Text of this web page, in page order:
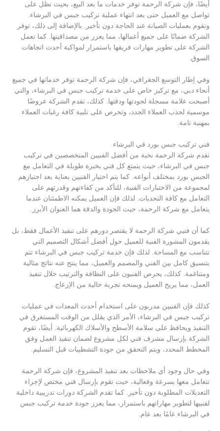
أيضًا، فإن شركة الرحمة توفر خدمات ما بعد البيع، بحيث تظل على
تواصل مع العميل حتى بعد انتهاء عملية تركيب جبس في البرشاء.
وتقوم بعمليات الصيانة عند الحاجة دون تأخير. بالإضافة إلى ذلك، توفر
الشركة ضمانًا على جميع أعمالها، مما يعزز من مصداقيتها. كما تعمل
الشركة على تطوير مهارات فريقها باستمرار لمواكبة أحدث اتجاهات
السوق.
وفي إطار التوسع الجغرافي، فإن شركة الرحمة توفر خدماتها في جميع
أنحاء دبي، مع تركيز خاص على خدمة تركيب جبس في البرشاء، والتي
أصبحت علامة مسجلة لجودتها ودقتها. كذلك، تقدم الشركة عروضًا
موسمية لجذب العملاء الجدد، وتحرص على تلبية كافة رغبات العملاء
بمهنية تامة.
فني تركيب جبس بورد في البرشاء
تقدم شركة الرحمة نخبة من أفضل الفنيين المتخصصين في تركيب
جبس في البرشاء، حيث يتمتع كل فني بخبرة طويلة في التعامل مع
الجبس بورد بمختلف أنواعه. كما يتم اختيار الفنيين بعناية بعد اجتيازهم
لمجموعة من الاختبارات الفنية، للتأكد من كفاءتهم وقدرتهم على
التعامل مع كافة التحديات. لذلك فإن العميل يمكنه الاطمئنان عندما
يتعامل مع شركة الرحمة، حيث الجودة والدقة هما العنوان الأبرز.
كما أن فنيي شركة الرحمة لا يقتصر دورهم على تنفيذ الأعمال فقط، بل
يقدمون المشورة الفنية للعميل حول أفضل أشكال التصميم التي
تتناسب مع المساحة. لذلك فإن خدمة تركيب جبس في البرشاء تتم
بتنسيق كامل بين الفني والمصمم والعميل، مما ينتج عنه نتائج مثالية
ومتناغمة. كذلك، يحرص الفنيون على النظافة والترتيب خلال تنفيذ
العمل، مما يريح العميل ويمنحه تجربة خالية من الإزعاج.
كذلك فإن الفنيين مدربون على استخدام أحدث المعدات في عمليات
تركيب جبس في البرشاء، الأمر الذي يقلل من الوقت المستغرق في
التنفيذ ويحافظ على سلامة الأسطح والأسلاك الكهربائية. أيضًا، تقوم
الشركة بإرسال مشرف فني لكل مشروع لضمان تنفيذ العمل وفق
المخطط المحدد، ويتم التحقق من جودة التشطيبات قبل التسليم.
وفي حال وجود أي ملاحظات بعد تنفيذ المشروع، فإن شركة الرحمة
تتعامل معها بسرعة وفعالية، حيث تقوم بإرسال فني مختص لإجراء
التعديلات المطلوبة دون تأخير. كما تقدم الشركة دورات تدريبية داخلية
لفنييها لتطوير مهاراتهم باستمرار، مما يعزز جودة خدمة تركيب جبس
في البرشاء عامًا بعد عام.